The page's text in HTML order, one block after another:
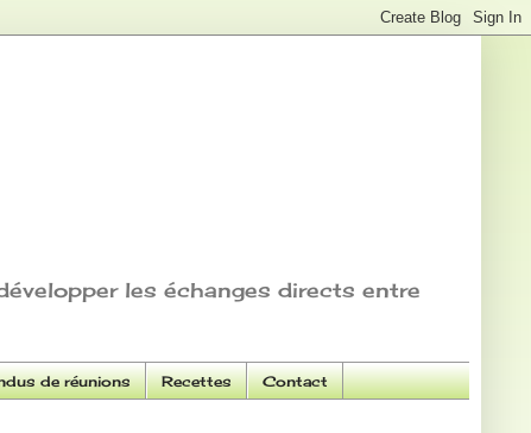
les échanges directs entre
de réunions Recettes Contact